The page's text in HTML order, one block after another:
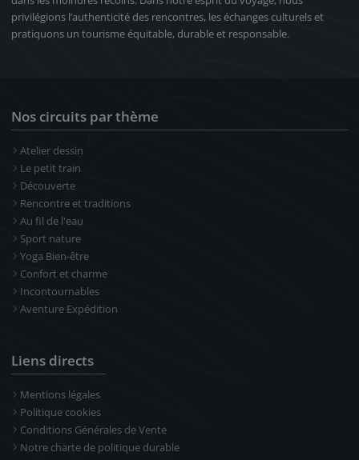
Tsiandamba Salary
Un séjour idyllique au bord d’un lagon
turquoise afin de réduire le stress,
booster son énergie et se reconnecter
avec soi-même. Trois journées libres :
•06h45 - 08h00 : yoga dynamique •Puis
faire les activités suivantes) avec Pause
dessin. - Marcher le long de la plage et
rencontrer les pêcheurs. - Balade dans la
forêt sèche et d’épineux à la découverte
les dunes de sables. - Excursion en
pirogues locales dans le lagon. - Ou tout
simplement se poser sur la plage et
observer la valse des pirogues locales aux
voiles colorées… •16h00 - 17h30 : Yoga
privilégions l’authenticité des rencontres, les échanges culturels et
pratiquons un tourisme équitable, durable et responsable.
Nos circuits par thème
Atelier dessin
Le petit train
Découverte
Rencontre et traditions
Au fil de l'eau
Sport nature
Yoga Bien-être
Confort et charme
Incontournables
Aventure Expédition
Liens directs
Mentions légales
Politique cookies
Conditions Générales de Vente
Notre charte de politique durable